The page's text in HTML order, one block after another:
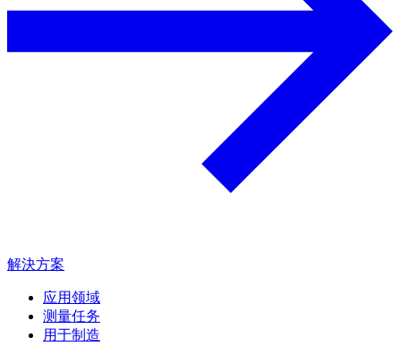
解決方案
应用领域
测量任务
用于制造